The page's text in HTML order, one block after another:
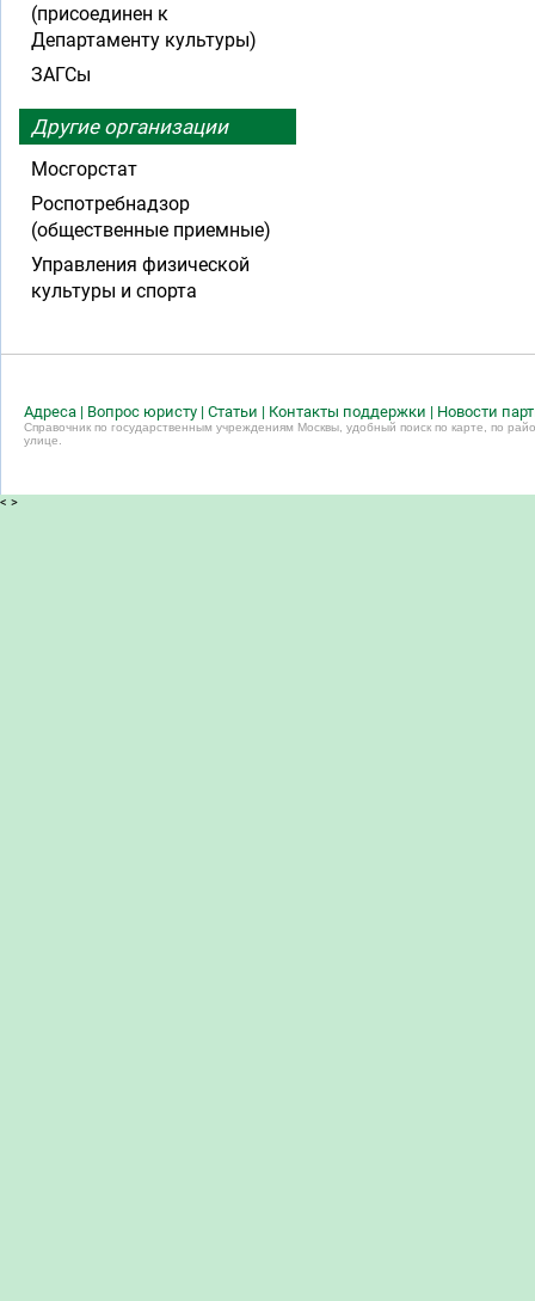
(присоединен к
Департаменту культуры)
ЗАГСы
Другие организации
Мосгорстат
Роспотребнадзор
(общественные приемные)
Управления физической
культуры и спорта
Адреса | Вопрос юристу | Статьи | Контакты поддержки | Новости
Справочник по государственным учреждениям Москвы, удобный поиск по карте, по
улице.
< >